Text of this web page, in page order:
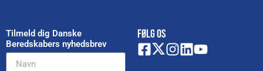
Tilmeld dig Danske
Beredskabers nyhedsbrev
FØLG OS